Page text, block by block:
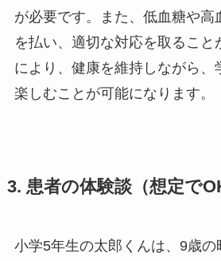
が必要です。また、低血糖や高
を払い、適切な対応を取ること
により、健康を維持しながら、
楽しむことが可能になります。
3. 患者の体験談（想定で
小学5年生の太郎くんは、9歳